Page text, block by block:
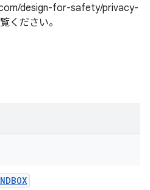
design-for-safety/privacy-
ください。